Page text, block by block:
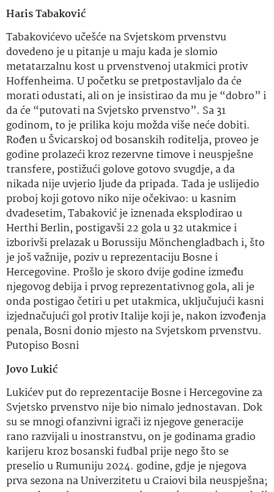
Haris Tabaković
Tabakovićevo učešće na Svjetskom prvenstvu
dovedeno je u pitanje u maju kada je slomio
metatarzalnu kost u prvenstvenoj utakmici protiv
Hoffenheima. U početku se pretpostavljalo da će
morati odustati, ali on je insistirao da mu je “dobro” i
da će “putovati na Svjetsko prvenstvo”. Sa 31
godinom, to je prilika koju možda više neće dobiti.
Rođen u Švicarskoj od bosanskih roditelja, proveo je
godine prolazeći kroz rezervne timove i neuspješne
transfere, postižući golove gotovo svugdje, a da
nikada nije uvjerio ljude da pripada. Tada je uslijedio
proboj koji gotovo niko nije očekivao: u kasnim
dvadesetim, Tabaković je iznenada eksplodirao u
Herthi Berlin, postigavši ​​22 gola u 32 utakmice i
izborivši prelazak u Borussiju Mönchengladbach i, što
je još važnije, poziv u reprezentaciju Bosne i
Hercegovine. Prošlo je skoro dvije godine između
njegovog debija i prvog reprezentativnog gola, ali je
onda postigao četiri u pet utakmica, uključujući kasni
izjednačujući gol protiv Italije koji je, nakon izvođenja
penala, Bosni donio mjesto na Svjetskom prvenstvu.
Putopiso Bosni
Jovo Lukić
Lukićev put do reprezentacije Bosne i Hercegovine za
Svjetsko prvenstvo nije bio nimalo jednostavan. Dok
su se mnogi ofanzivni igrači iz njegove generacije
rano razvijali u inostranstvu, on je godinama gradio
karijeru kroz bosanski fudbal prije nego što se
preselio u Rumuniju 2024. godine, gdje je njegova
prva sezona na Univerzitetu u Craiovi bila neuspješna;